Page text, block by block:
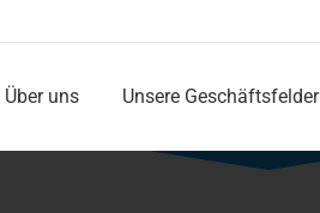
Über uns Unsere Geschäftsfelder
Über uns Unsere Geschäftsfelder